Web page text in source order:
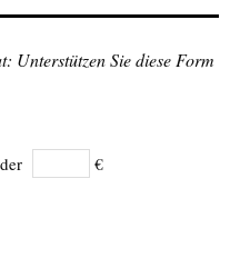
Unterstützen Sie diese Form
€